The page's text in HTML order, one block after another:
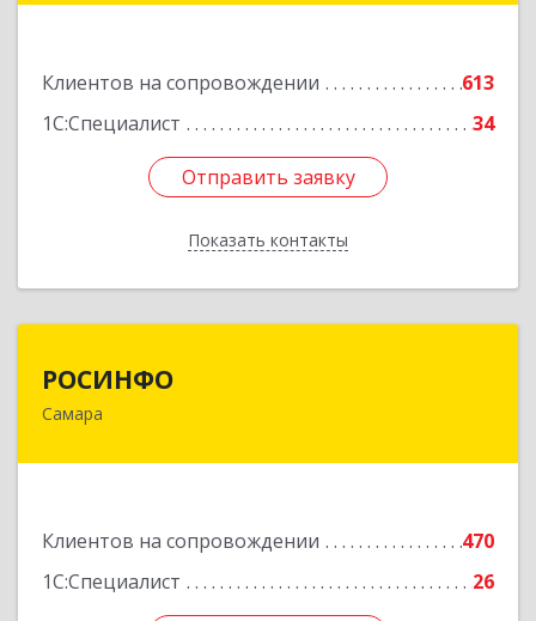
Клиентов на сопровождении
613
1С:Специалист
34
Отправить заявку
Показать контакты
Отправить заявку
Назад
РОСИНФО
Самара
Клиентов на сопровождении
470
1С:Специалист
26
443069, Самарская обл, Самара г, Авроры ул,